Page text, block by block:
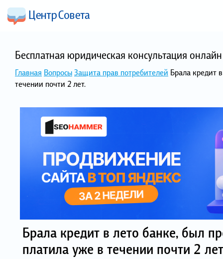
Бесплатная юридическая консультация
Главная ВопросыЗащита прав потребителей Брала кредит
течении почти 2 лет.
Брала кредит в лето банке, был
платила уже в течении почти 2